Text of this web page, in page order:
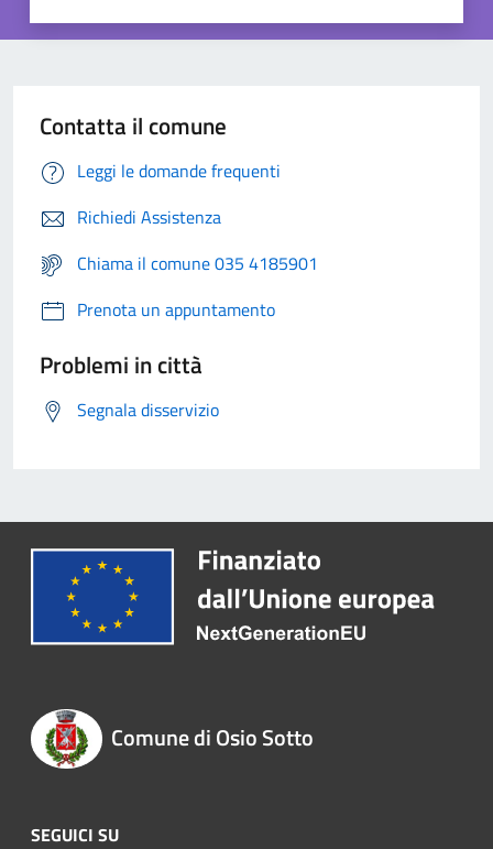
Contatta il comune
Leggi le domande frequenti
Richiedi Assistenza
Chiama il comune 035 4185901
Prenota un appuntamento
Problemi in città
Segnala disservizio
Comune di Osio Sotto
SEGUICI SU